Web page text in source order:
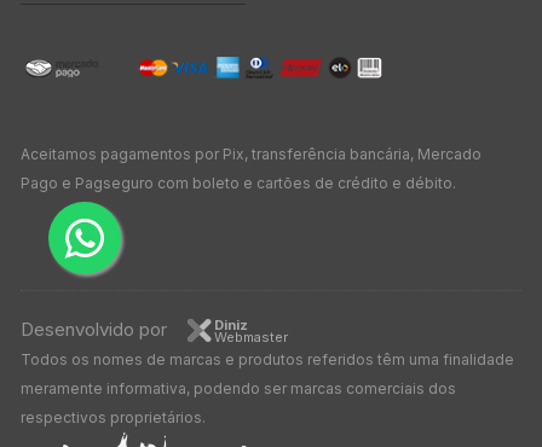
Aceitamos pagamentos por Pix, transferência bancária, Mercado
Pago e Pagseguro com boleto e cartões de crédito e débito.
Desenvolvido por Diniz
Webmaster
Todos os nomes de marcas e produtos referidos têm uma finalidade
meramente informativa, podendo ser marcas comerciais dos
respectivos proprietários.